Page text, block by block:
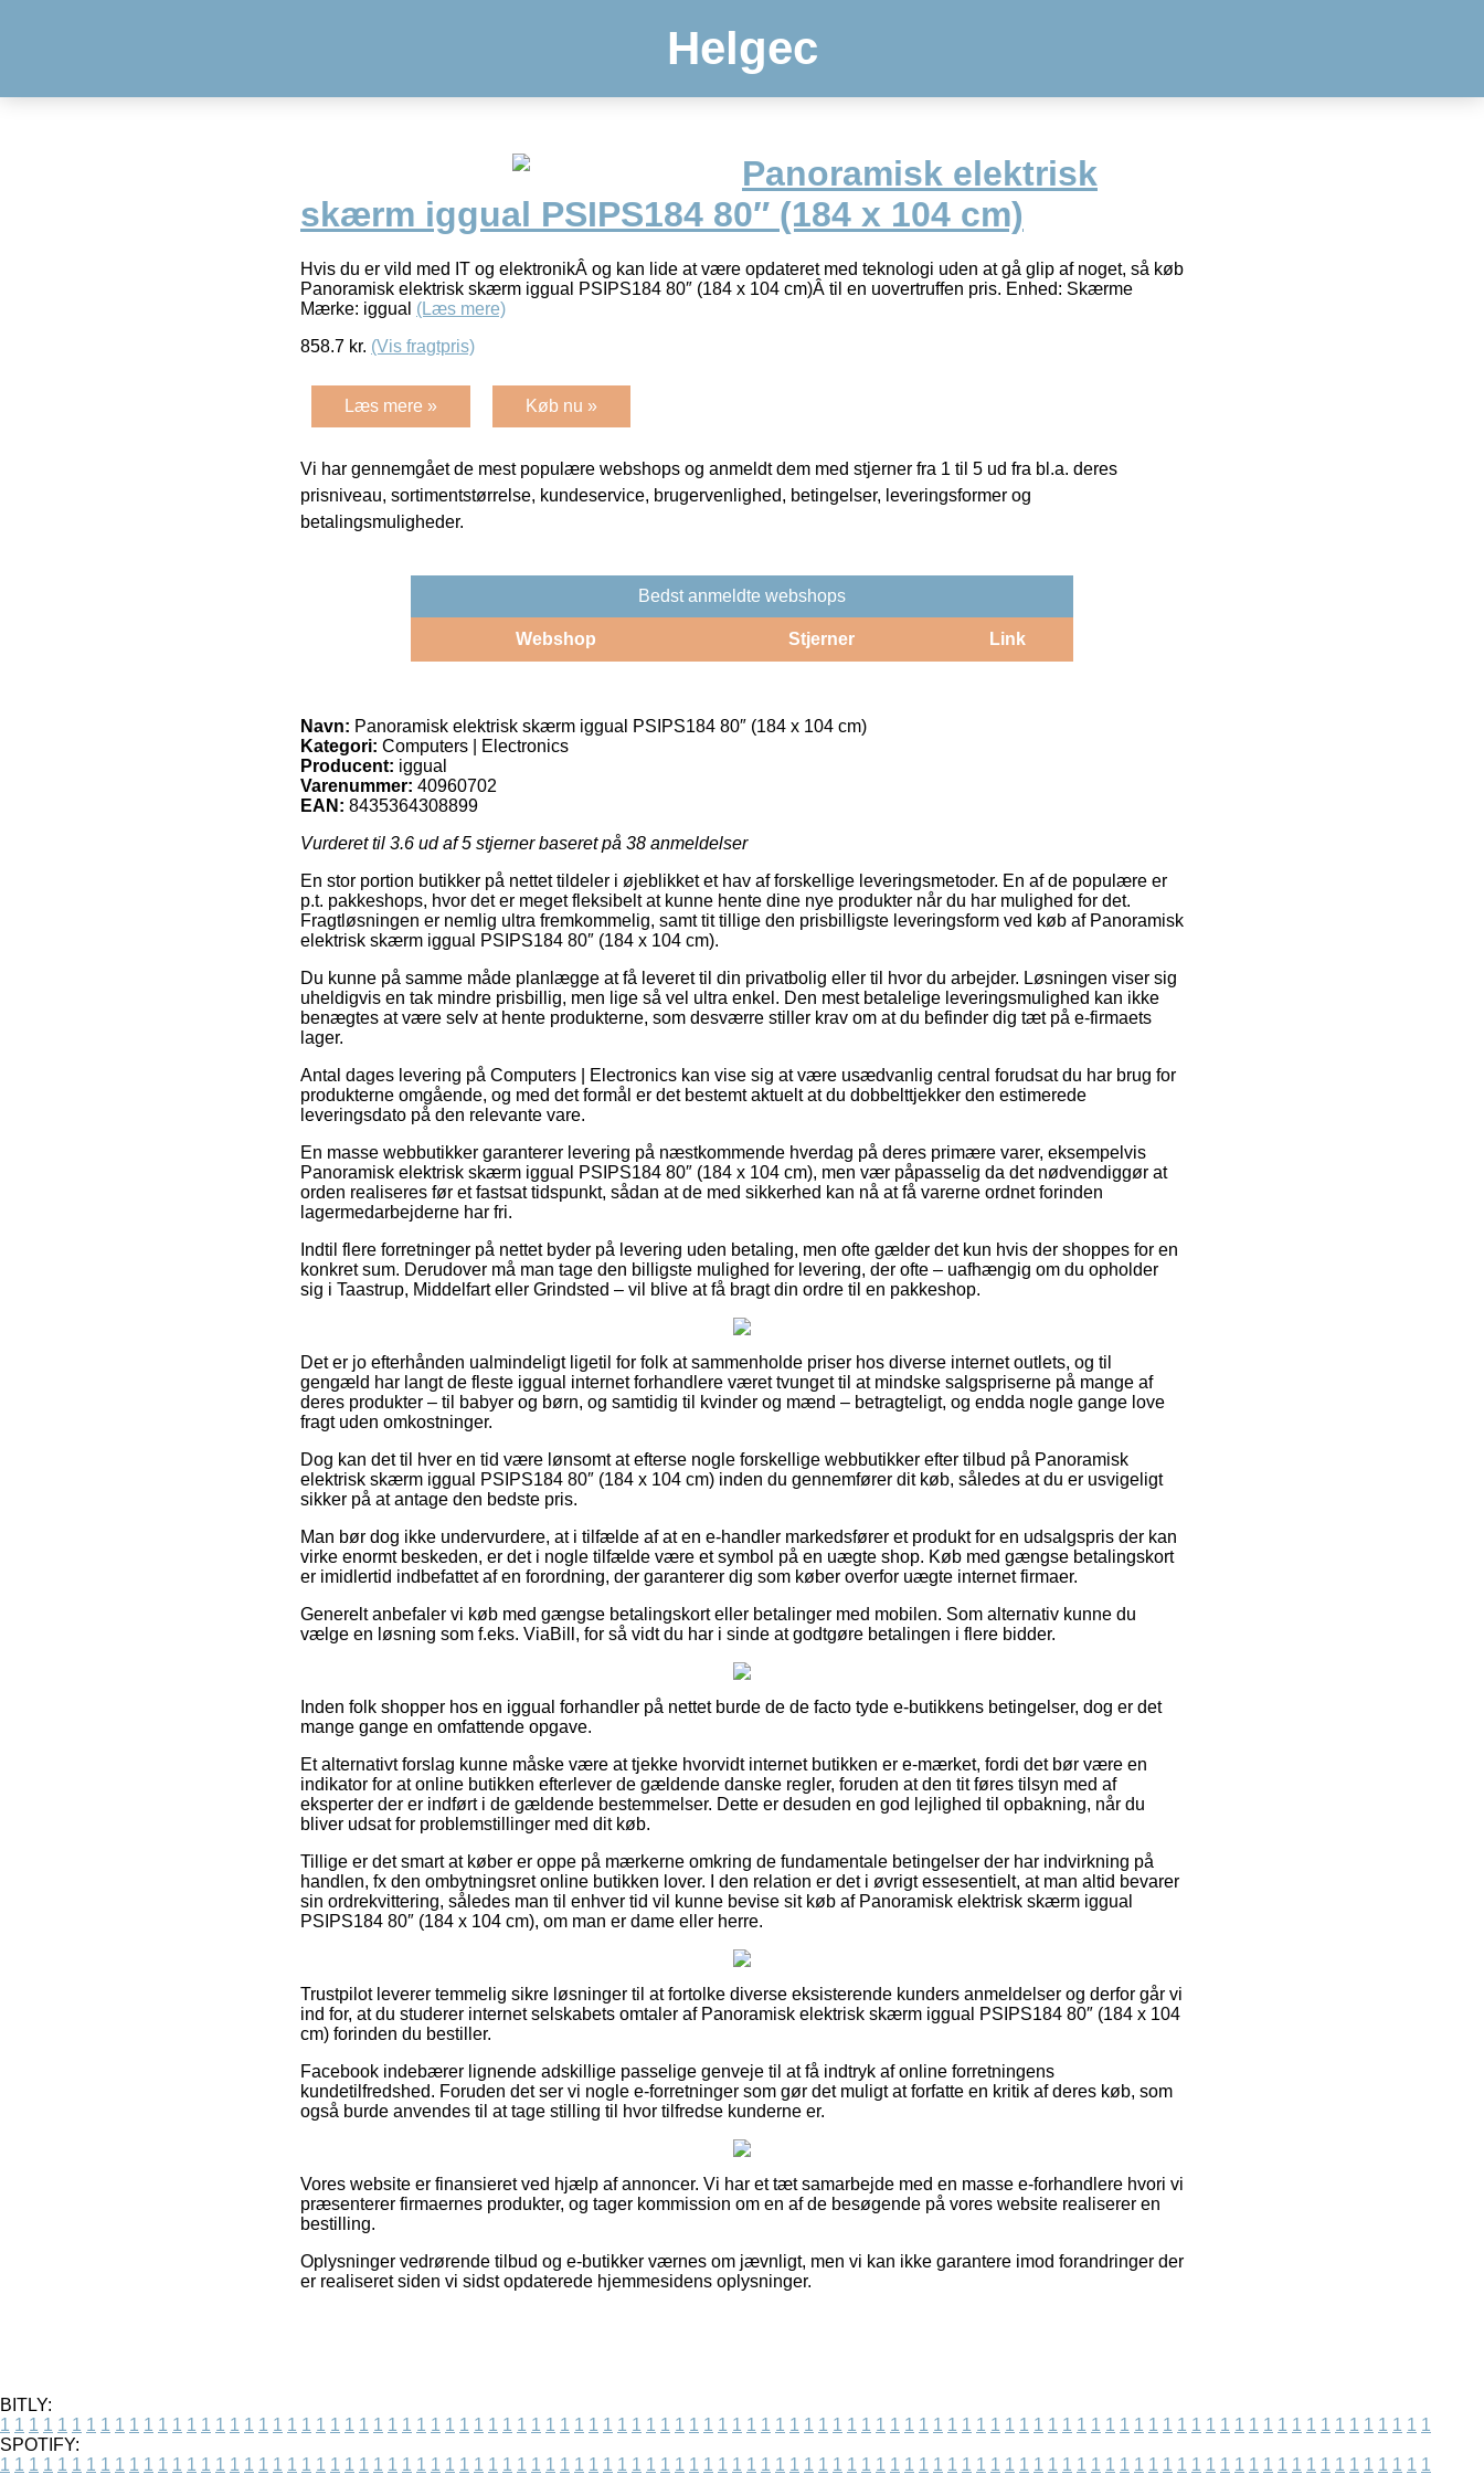
Helgec
Panoramisk elektrisk
skærm iggual PSIPS184 80″ (184 x 104 cm)
Hvis du er vild med IT og elektronikÂ og kan lide at være opdateret med teknologi uden at gå glip af noget, så køb
Panoramisk elektrisk skærm iggual PSIPS184 80″ (184 x 104 cm)Â til en uovertruffen pris. Enhed: Skærme
Mærke: iggual (Læs mere)
858.7 kr. (Vis fragtpris)
Læs mere » Køb nu »
Vi har gennemgået de mest populære webshops og anmeldt dem med stjerner fra 1 til 5 ud fra bl.a. deres
prisniveau, sortimentstørrelse, kundeservice, brugervenlighed, betingelser, leveringsformer og
betalingsmuligheder.
Bedst anmeldte webshops
Webshop Stjerner Link
Navn: Panoramisk elektrisk skærm iggual PSIPS184 80″ (184 x 104 cm)
Kategori: Computers | Electronics
Producent: iggual
Varenummer: 40960702
EAN: 8435364308899
Vurderet til 3.6 ud af 5 stjerner baseret på 38 anmeldelser
En stor portion butikker på nettet tildeler i øjeblikket et hav af forskellige leveringsmetoder. En af de populære er
p.t. pakkeshops, hvor det er meget fleksibelt at kunne hente dine nye produkter når du har mulighed for det.
Fragtløsningen er nemlig ultra fremkommelig, samt tit tillige den prisbilligste leveringsform ved køb af Panoramisk
elektrisk skærm iggual PSIPS184 80″ (184 x 104 cm).
Du kunne på samme måde planlægge at få leveret til din privatbolig eller til hvor du arbejder. Løsningen viser sig
uheldigvis en tak mindre prisbillig, men lige så vel ultra enkel. Den mest betalelige leveringsmulighed kan ikke
benægtes at være selv at hente produkterne, som desværre stiller krav om at du befinder dig tæt på e-firmaets
lager.
Antal dages levering på Computers | Electronics kan vise sig at være usædvanlig central forudsat du har brug for
produkterne omgående, og med det formål er det bestemt aktuelt at du dobbelttjekker den estimerede
leveringsdato på den relevante vare.
En masse webbutikker garanterer levering på næstkommende hverdag på deres primære varer, eksempelvis
Panoramisk elektrisk skærm iggual PSIPS184 80″ (184 x 104 cm), men vær påpasselig da det nødvendiggør at
orden realiseres før et fastsat tidspunkt, sådan at de med sikkerhed kan nå at få varerne ordnet forinden
lagermedarbejderne har fri.
Indtil flere forretninger på nettet byder på levering uden betaling, men ofte gælder det kun hvis der shoppes for en
konkret sum. Derudover må man tage den billigste mulighed for levering, der ofte – uafhængig om du opholder
sig i Taastrup, Middelfart eller Grindsted – vil blive at få bragt din ordre til en pakkeshop.
Det er jo efterhånden ualmindeligt ligetil for folk at sammenholde priser hos diverse internet outlets, og til
gengæld har langt de fleste iggual internet forhandlere været tvunget til at mindske salgspriserne på mange af
deres produkter – til babyer og børn, og samtidig til kvinder og mænd – betragteligt, og endda nogle gange love
fragt uden omkostninger.
Dog kan det til hver en tid være lønsomt at efterse nogle forskellige webbutikker efter tilbud på Panoramisk
elektrisk skærm iggual PSIPS184 80″ (184 x 104 cm) inden du gennemfører dit køb, således at du er usvigeligt
sikker på at antage den bedste pris.
Man bør dog ikke undervurdere, at i tilfælde af at en e-handler markedsfører et produkt for en udsalgspris der kan
virke enormt beskeden, er det i nogle tilfælde være et symbol på en uægte shop. Køb med gængse betalingskort
er imidlertid indbefattet af en forordning, der garanterer dig som køber overfor uægte internet firmaer.
Generelt anbefaler vi køb med gængse betalingskort eller betalinger med mobilen. Som alternativ kunne du
vælge en løsning som f.eks. ViaBill, for så vidt du har i sinde at godtgøre betalingen i flere bidder.
Inden folk shopper hos en iggual forhandler på nettet burde de de facto tyde e-butikkens betingelser, dog er det
mange gange en omfattende opgave.
Et alternativt forslag kunne måske være at tjekke hvorvidt internet butikken er e-mærket, fordi det bør være en
indikator for at online butikken efterlever de gældende danske regler, foruden at den tit føres tilsyn med af
eksperter der er indført i de gældende bestemmelser. Dette er desuden en god lejlighed til opbakning, når du
bliver udsat for problemstillinger med dit køb.
Tillige er det smart at køber er oppe på mærkerne omkring de fundamentale betingelser der har indvirkning på
handlen, fx den ombytningsret online butikken lover. I den relation er det i øvrigt essesentielt, at man altid bevarer
sin ordrekvittering, således man til enhver tid vil kunne bevise sit køb af Panoramisk elektrisk skærm iggual
PSIPS184 80″ (184 x 104 cm), om man er dame eller herre.
Trustpilot leverer temmelig sikre løsninger til at fortolke diverse eksisterende kunders anmeldelser og derfor går vi
ind for, at du studerer internet selskabets omtaler af Panoramisk elektrisk skærm iggual PSIPS184 80″ (184 x 104
cm) forinden du bestiller.
Facebook indebærer lignende adskillige passelige genveje til at få indtryk af online forretningens
kundetilfredshed. Foruden det ser vi nogle e-forretninger som gør det muligt at forfatte en kritik af deres køb, som
også burde anvendes til at tage stilling til hvor tilfredse kunderne er.
Vores website er finansieret ved hjælp af annoncer. Vi har et tæt samarbejde med en masse e-forhandlere hvori vi
præsenterer firmaernes produkter, og tager kommission om en af de besøgende på vores website realiserer en
bestilling.
Oplysninger vedrørende tilbud og e-butikker værnes om jævnligt, men vi kan ikke garantere imod forandringer der
er realiseret siden vi sidst opdaterede hjemmesidens oplysninger.
BITLY:
1 1 1 1 1 1 1 1 1 1 1 1 1 1 1 1 1 1 1 1 1 1 1 1 1 1 1 1 1 1 1 1 1 1 1 1 1 1 1 1 1 1 1 1 1 1 1 1 1 1 1 1 1 1 1 1 1 1 1 1 1 1 1 1 1 1 1 1 1 1 1 1 1 1 1 1 1 1 1 1 1 1 1 1 1 1 1 1 1 1 1 1 1 1 1 1 1 1 1 1
SPOTIFY:
1 1 1 1 1 1 1 1 1 1 1 1 1 1 1 1 1 1 1 1 1 1 1 1 1 1 1 1 1 1 1 1 1 1 1 1 1 1 1 1 1 1 1 1 1 1 1 1 1 1 1 1 1 1 1 1 1 1 1 1 1 1 1 1 1 1 1 1 1 1 1 1 1 1 1 1 1 1 1 1 1 1 1 1 1 1 1 1 1 1 1 1 1 1 1 1 1 1 1 1